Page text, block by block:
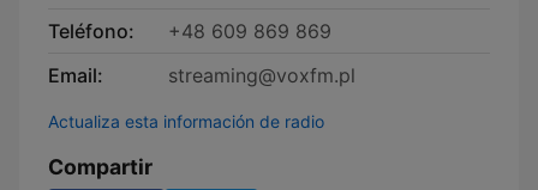
Teléfono:
+48 609 869 869
Email:
streaming@voxfm.pl
Actualiza esta información de radio
Compartir